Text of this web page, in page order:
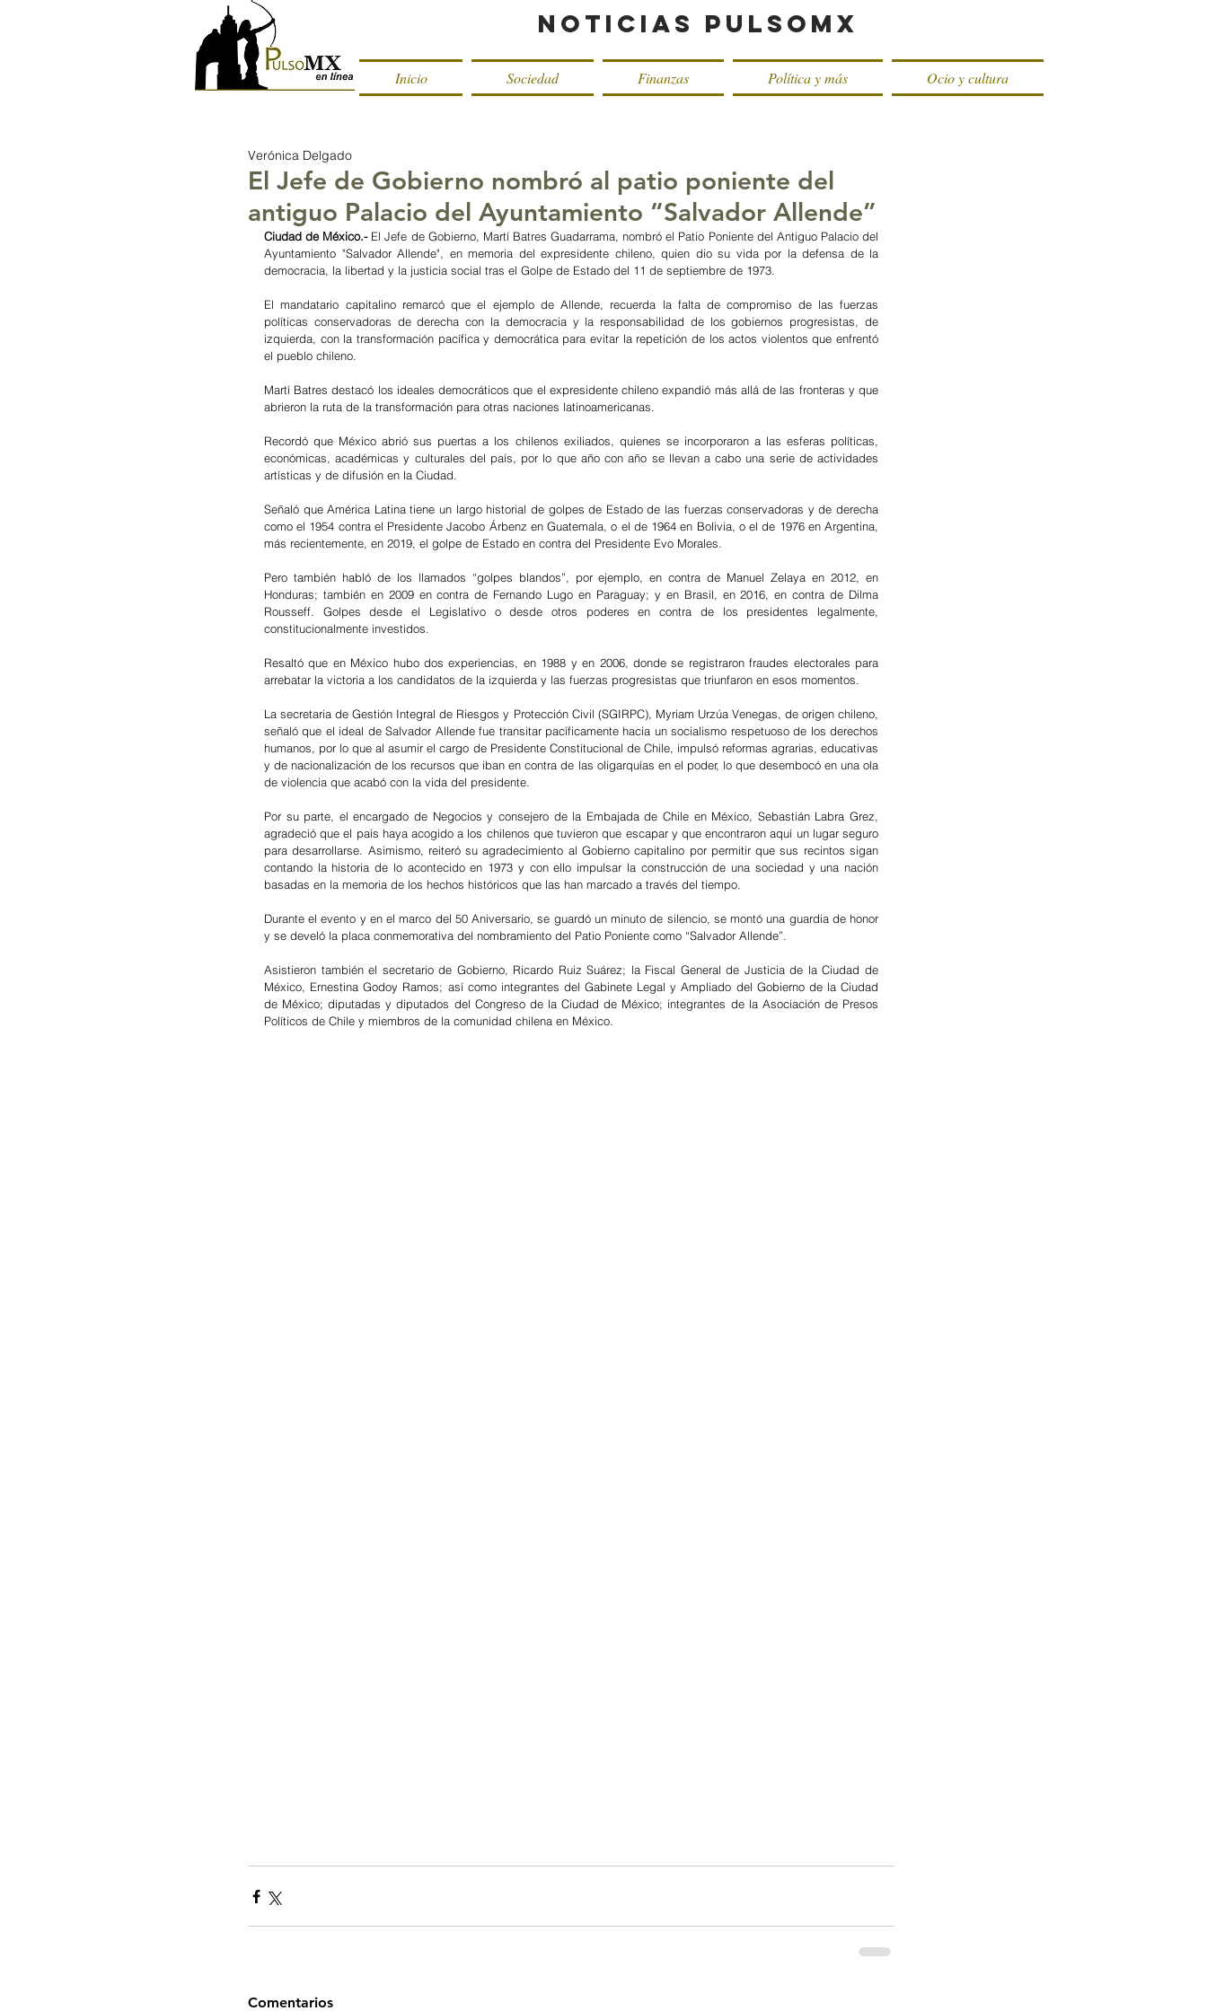
Noticias PulsoMX
Inicio Sociedad Finanzas Política y más Ocio y cultura
El Jefe de Gobierno nombró al patio poniente del
antiguo Palacio del Ayuntamiento “Salvador Allende”
Verónica Delgado
Ciudad de México.- El Jefe de Gobierno, Martí Batres Guadarrama, nombró el Patio Poniente del Antiguo Palacio del
Ayuntamiento "Salvador Allende", en memoria del expresidente chileno, quien dio su vida por la defensa de la
democracia, la libertad y la justicia social tras el Golpe de Estado del 11 de septiembre de 1973.
El mandatario capitalino remarcó que el ejemplo de Allende, recuerda la falta de compromiso de las fuerzas
políticas conservadoras de derecha con la democracia y la responsabilidad de los gobiernos progresistas, de
izquierda, con la transformación pacífica y democrática para evitar la repetición de los actos violentos que enfrentó
el pueblo chileno.
Martí Batres destacó los ideales democráticos que el expresidente chileno expandió más allá de las fronteras y que
abrieron la ruta de la transformación para otras naciones latinoamericanas.
Recordó que México abrió sus puertas a los chilenos exiliados, quienes se incorporaron a las esferas políticas,
económicas, académicas y culturales del país, por lo que año con año se llevan a cabo una serie de actividades
artísticas y de difusión en la Ciudad.
Señaló que América Latina tiene un largo historial de golpes de Estado de las fuerzas conservadoras y de derecha
como el 1954 contra el Presidente Jacobo Árbenz en Guatemala, o el de 1964 en Bolivia, o el de 1976 en Argentina,
más recientemente, en 2019, el golpe de Estado en contra del Presidente Evo Morales.
Pero también habló de los llamados “golpes blandos”, por ejemplo, en contra de Manuel Zelaya en 2012, en
Honduras; también en 2009 en contra de Fernando Lugo en Paraguay; y en Brasil, en 2016, en contra de Dilma
Rousseff. Golpes desde el Legislativo o desde otros poderes en contra de los presidentes legalmente,
constitucionalmente investidos.
Resaltó que en México hubo dos experiencias, en 1988 y en 2006, donde se registraron fraudes electorales para
arrebatar la victoria a los candidatos de la izquierda y las fuerzas progresistas que triunfaron en esos momentos.
La secretaria de Gestión Integral de Riesgos y Protección Civil (SGIRPC), Myriam Urzúa Venegas, de origen chileno,
señaló que el ideal de Salvador Allende fue transitar pacíficamente hacia un socialismo respetuoso de los derechos
humanos, por lo que al asumir el cargo de Presidente Constitucional de Chile, impulsó reformas agrarias, educativas
y de nacionalización de los recursos que iban en contra de las oligarquías en el poder, lo que desembocó en una ola
de violencia que acabó con la vida del presidente.
Por su parte, el encargado de Negocios y consejero de la Embajada de Chile en México, Sebastián Labra Grez,
agradeció que el país haya acogido a los chilenos que tuvieron que escapar y que encontraron aquí un lugar seguro
para desarrollarse. Asimismo, reiteró su agradecimiento al Gobierno capitalino por permitir que sus recintos sigan
contando la historia de lo acontecido en 1973 y con ello impulsar la construcción de una sociedad y una nación
basadas en la memoria de los hechos históricos que las han marcado a través del tiempo.
Durante el evento y en el marco del 50 Aniversario, se guardó un minuto de silencio, se montó una guardia de honor
y se develó la placa conmemorativa del nombramiento del Patio Poniente como “Salvador Allende”.
Asistieron también el secretario de Gobierno, Ricardo Ruiz Suárez; la Fiscal General de Justicia de la Ciudad de
México, Ernestina Godoy Ramos; así como integrantes del Gabinete Legal y Ampliado del Gobierno de la Ciudad
de México; diputadas y diputados del Congreso de la Ciudad de México; integrantes de la Asociación de Presos
Políticos de Chile y miembros de la comunidad chilena en México.
Comentarios